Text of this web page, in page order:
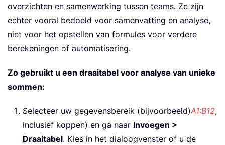
overzichten en samenwerking tussen teams. Ze zijn
echter vooral bedoeld voor samenvatting en analyse,
niet voor het opstellen van formules voor verdere
berekeningen of automatisering.
Zo gebruikt u een draaitabel voor analyse van unieke
sommen:
Selecteer uw gegevensbereik (bijvoorbeeld)A1:B12,
inclusief koppen) en ga naar Invoegen >
Draaitabel. Kies in het dialoogvenster of u de